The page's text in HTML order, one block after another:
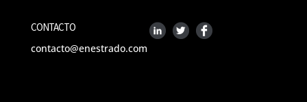
CONTACTO
contacto@enestrado.com